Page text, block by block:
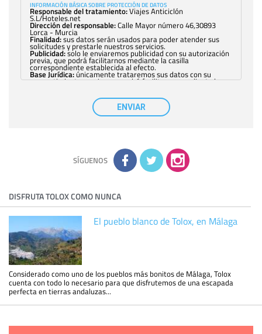
INFORMACIÓN BÁSICA SOBRE PROTECCIÓN DE DATOS
Responsable del tratamiento:Viajes Anticiclón
S.L/Hoteles.net
Dirección del responsable:Calle Mayor número 46,30893
Lorca - Murcia
Finalidad:sus datos serán usados para poder atender sus
solicitudes y prestarle nuestros servicios.
Publicidad:solo le enviaremos publicidad con su autorización
previa, que podrá facilitarnos mediante la casilla
correspondiente establecida al efecto.
Base Jurídica:únicamente trataremos sus datos con su
consentimiento previo, que podrá facilitarnos mediante la
con carácter general, sólo el personal de
nuestra entidad que esté debidamente autorizado podrá
tener conocimiento de la información que le pedimos. No se
comunicarán datos a terceros.
adicional y detallada sobre cómo tratamos sus datos en la
política de privacidad
ENVIAR
SÍGUENOS
DISFRUTA TOLOX COMO NUNCA
El pueblo blanco de Tolox, en Málaga
Considerado como uno de los pueblos más bonitos de Málaga, Tolox
cuenta con todo lo necesario para que disfrutemos de una escapada
perfecta en tierras andaluzas...